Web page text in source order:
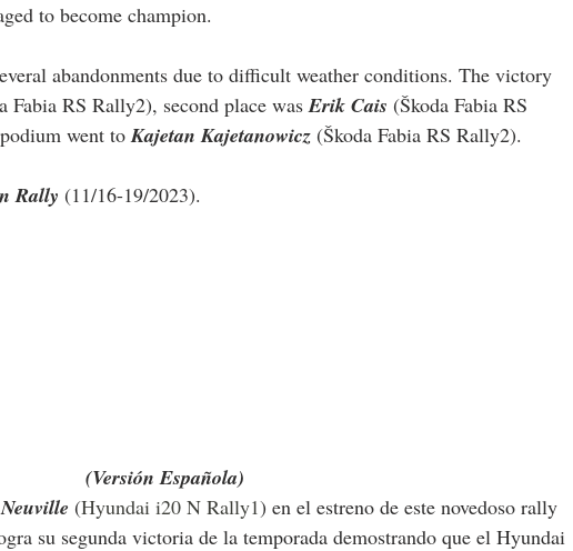
to become champion.
abandonments due to difficult weather conditions. The victory
Fabia RS Rally2), second place was Erik Cais (Škoda Fabia RS
went to Kajetan Kajetanowicz (Škoda Fabia RS Rally2).
Rally (11/16-19/2023).
(Versión Española)
(Hyundai i20 N Rally1) en el estreno de este novedoso rally
su segunda victoria de la temporada demostrando que el Hyundai